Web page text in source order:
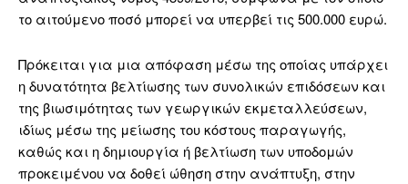
το αιτούμενο ποσό μπορεί να υπερβεί τις 500.000 ευρώ.
Πρόκειται για μια απόφαση μέσω της οποίας υπάρχει
η δυνατότητα βελτίωσης των συνολικών επιδόσεων και
της βιωσιμότητας των γεωργικών εκμεταλλεύσεων,
ιδίως μέσω της μείωσης του κόστους παραγωγής,
καθώς και η δημιουργία ή βελτίωση των υποδομών
προκειμένου να δοθεί ώθηση στην ανάπτυξη, στην